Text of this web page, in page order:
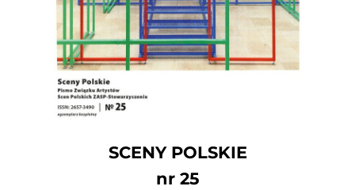
SCENY POLSKIE
nr 25